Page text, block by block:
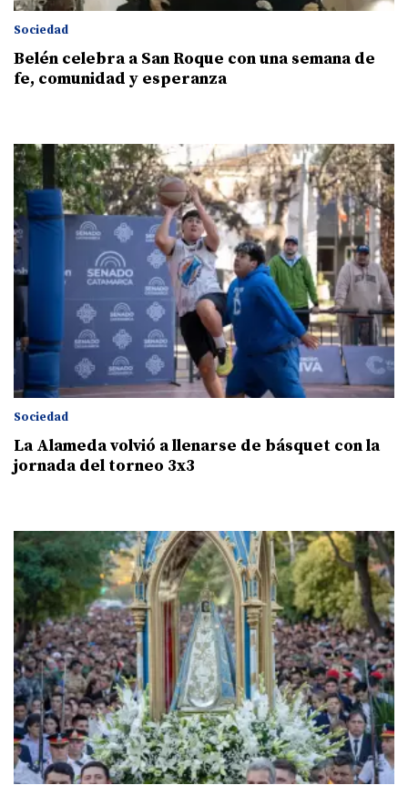
Sociedad
Belén celebra a San Roque con una semana de
fe, comunidad y esperanza
Sociedad
La Alameda volvió a llenarse de básquet con la
jornada del torneo 3x3